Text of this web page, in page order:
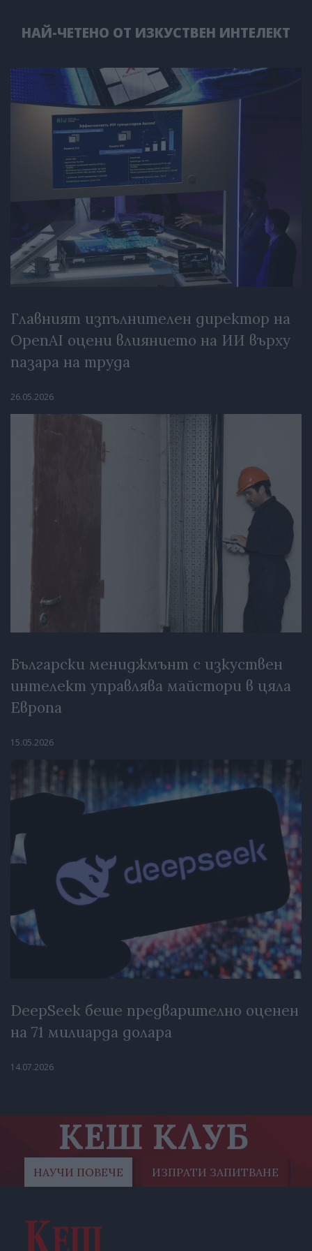
НАЙ-ЧЕТЕНО ОТ ИЗКУСТВЕН ИНТЕЛЕКТ
Главният изпълнителен директор на
OpenAI оцени влиянието на ИИ върху
пазара на труда
26.05.2026
Български мениджмънт с изкуствен
интелект управлява майстори в цяла
Европа
15.05.2026
DeepSeek беше предварително оценен
на 71 милиарда долара
14.07.2026
КЕШ КЛУБ
НАУЧИ ПОВЕЧЕ ИЗПРАТИ ЗАПИТВАНЕ